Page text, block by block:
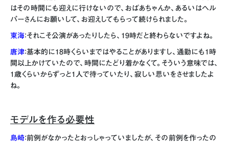
はその時間にも迎えに行けないので、おばあちゃんか、あるいはヘル
パーさんにお願いして、お迎えしてもらって続けられました。
東海：それこそ公演があったりしたら、19時だと終わらないですよね。
唐津：基本的に18時くらいまではやることがありますし、通勤にも1時
間以上かけていたので、時間にたどり着かなくて。そういう意味では、
1歳くらいからずっと1人で待っていたり、寂しい思いをさせましたよ
ね。
モデルを作る必要性
島崎：前例がなかったとおっしゃっていましたが、その前例を作ったの